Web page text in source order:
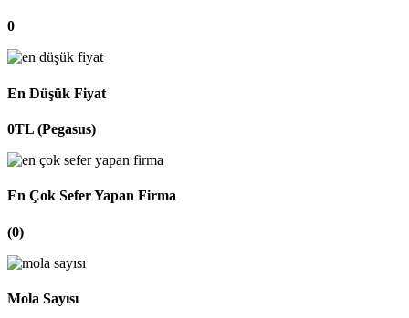
0
En Düşük Fiyat
0TL (Pegasus)
En Çok Sefer Yapan Firma
(0)
Mola Sayısı